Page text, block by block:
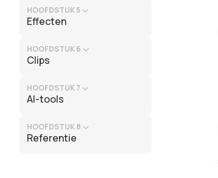
HOOFDSTUK 5
Effecten
HOOFDSTUK 6
Clips
HOOFDSTUK 7
AI-tools
HOOFDSTUK 8
Referentie